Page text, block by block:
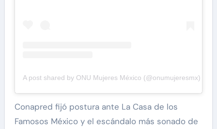
A post shared by ONU Mujeres México (@onumujeresmx)
Conapred fijó postura ante La Casa de los
Famosos México y el escándalo más sonado de